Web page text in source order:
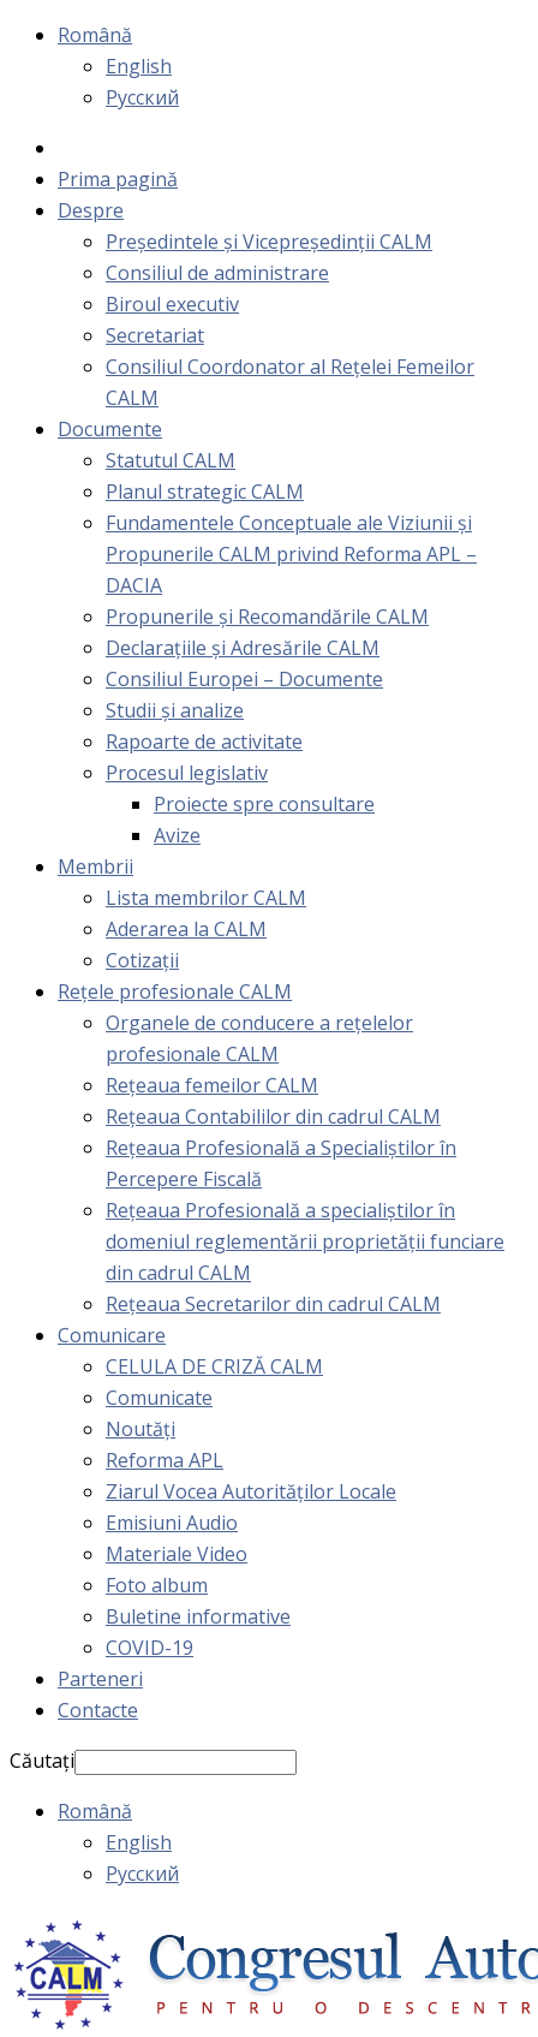
Română
English
Русский
Prima pagină
Despre
Președintele și Vicepreședinții CALM
Consiliul de administrare
Biroul executiv
Secretariat
Consiliul Coordonator al Rețelei Femeilor
CALM
Documente
Statutul CALM
Planul strategic CALM
Fundamentele Conceptuale ale Viziunii și
Propunerile CALM privind Reforma APL –
DACIA
Propunerile și Recomandările CALM
Declarațiile și Adresările CALM
Consiliul Europei – Documente
Studii și analize
Rapoarte de activitate
Procesul legislativ
Proiecte spre consultare
Avize
Membrii
Lista membrilor CALM
Aderarea la CALM
Cotizaţii
Rețele profesionale CALM
Organele de conducere a rețelelor
profesionale CALM
Rețeaua femeilor CALM
Rețeaua Contabililor din cadrul CALM
Rețeaua Profesională a Specialiștilor în
Percepere Fiscală
Reţeaua Profesională a specialiştilor în
domeniul reglementării proprietăţii funciare
din cadrul CALM
Rețeaua Secretarilor din cadrul CALM
Comunicare
CELULA DE CRIZĂ CALM
Comunicate
Noutăți
Reforma APL
Ziarul Vocea Autorităților Locale
Emisiuni Audio
Materiale Video
Foto album
Buletine informative
COVID-19
Parteneri
Contacte
Căutați
Română
English
Русский